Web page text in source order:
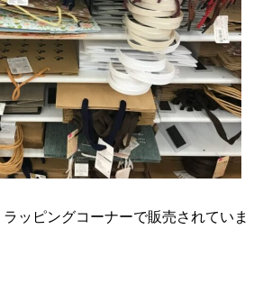
ッピングコーナーで販売されていま